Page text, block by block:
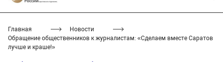
Главная
Новости
Обращение общественников к журналистам: «Сделаем вместе Саратов
лучше и краше!»